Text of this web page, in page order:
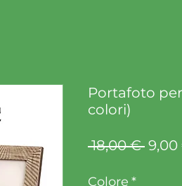
Portafoto
colori)
18,00 € 9,00
Colore *